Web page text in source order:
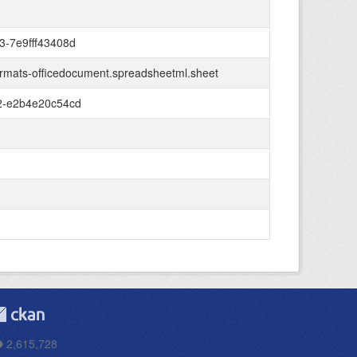
7e9fff43408d
officedocument.spreadsheetml.sheet
e2b4e20c54cd
2,615,728